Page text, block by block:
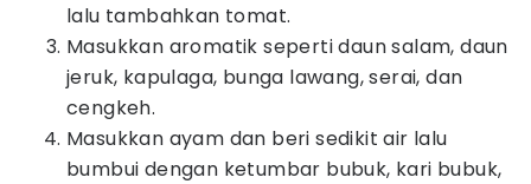
lalu tambahkan tomat.
Masukkan aromatik seperti daun salam, daun
jeruk, kapulaga, bunga lawang, serai, dan
cengkeh.
Masukkan ayam dan beri sedikit air lalu
bumbui dengan ketumbar bubuk, kari bubuk,